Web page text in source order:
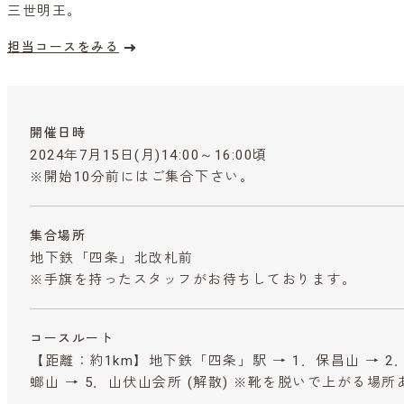
三世明王。
担当コースをみる
開催日時
2024年7月15日(月)14:00～16:00頃
※開始10分前にはご集合下さい。
集合場所
地下鉄「四条」北改札前
※手旗を持ったスタッフがお待ちしております。
コースルート
【距離：約1km】地下鉄「四条」駅 → 1．保昌山 →
螂山 → 5．山伏山会所 (解散) ※靴を脱いで上がる場所